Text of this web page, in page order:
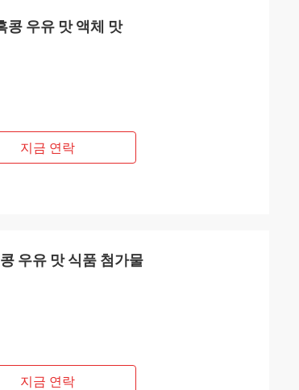
콩 우유 맛 액체 맛
지금 연락
우유 맛 식품 첨가물
지금 연락